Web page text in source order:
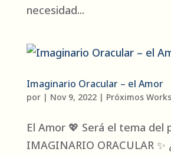
necesidad...
Imaginario Oracular – el Amor
por | Nov 9, 2022| Próximos
El Amor 💖 Será el tema del
IMAGINARIO ORACULAR ✨